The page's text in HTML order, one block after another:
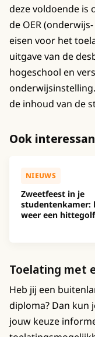
deze voldoende is
de OER
eisen voor het
uitgave van de
hogeschool en
de inhoud van de
Ook
NIEUWS
Zweetfeest in je
studentenkamer:
weer een
Toelating met
Heb jij een
diploma? Dan kun
jouw keuze